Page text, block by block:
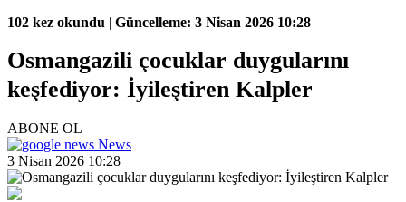
102 kez okundu | Güncelleme: 3 Nisan 2026 10:28
Osmangazili çocuklar duygularını
keşfediyor: İyileştiren Kalpler
ABONE OL
News
3 Nisan 2026 10:28